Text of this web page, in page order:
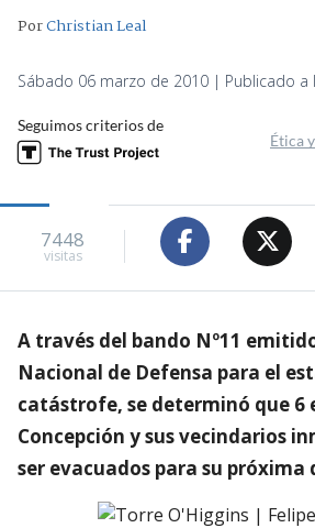
PorChristian Leal
Sábado 06 marzo de 2010 | Publicado a
Seguimos criterios de
Ética
7448
visitas
A través del bando Nº11
Nacional de Defensa para el
catástrofe, se determinó que 6
Concepción y sus vecindarios
ser evacuados para su próxima